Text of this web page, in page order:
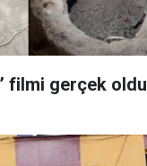
filmi gerçek oldu